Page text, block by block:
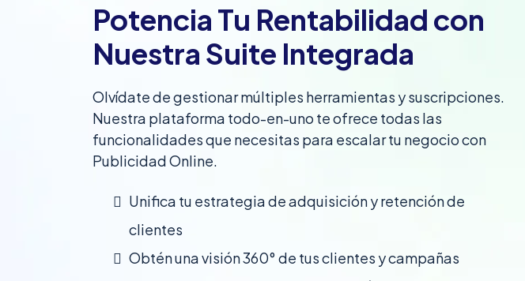
Potencia Tu Rentabilidad con
Nuestra Suite Integrada
Olvídate de gestionar múltiples herramientas y suscripciones.
Nuestra plataforma todo-en-uno te ofrece todas las
funcionalidades que necesitas para escalar tu negocio con
Publicidad Online.
Unifica tu estrategia de adquisición y retención de
clientes
Obtén una visión 360° de tus clientes y campañas